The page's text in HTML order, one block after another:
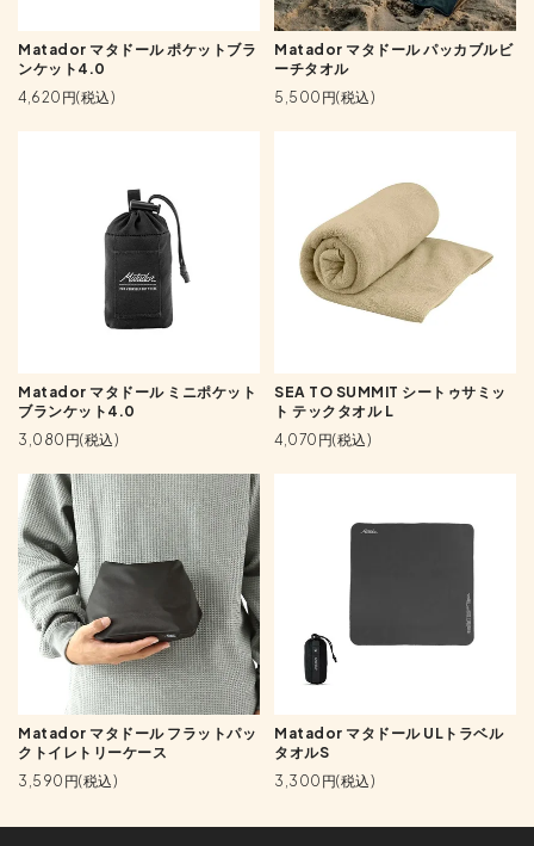
Matador マタドール ポケットブラ
ンケット4.0
4,620円(税込)
Matador マタドール パッカブルビ
ーチタオル
5,500円(税込)
Matador マタドール ミニポケット
ブランケット4.0
3,080円(税込)
SEA TO SUMMIT シートゥサミッ
ト テックタオル L
4,070円(税込)
Matador マタドール フラットパッ
クトイレトリーケース
3,590円(税込)
Matador マタドール ULトラベル
タオルS
3,300円(税込)